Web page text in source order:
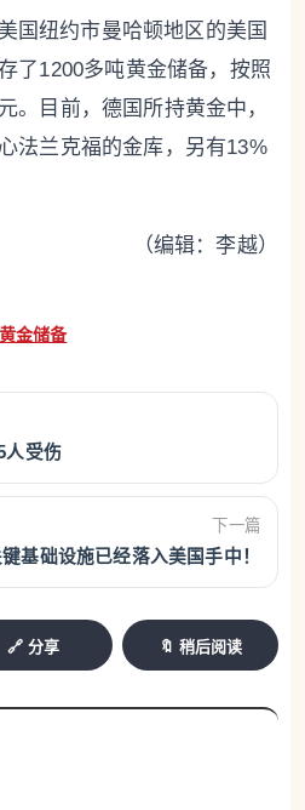
国纽约市曼哈顿地区的美国
了1200多吨黄金储备，按照
。目前，德国所持黄金中，
法兰克福的金库，另有13%
（编辑：李越）
金储备
人受伤
下一篇
基础设施已经落入美国手中！
🔗 分享 🔖 稍后阅读